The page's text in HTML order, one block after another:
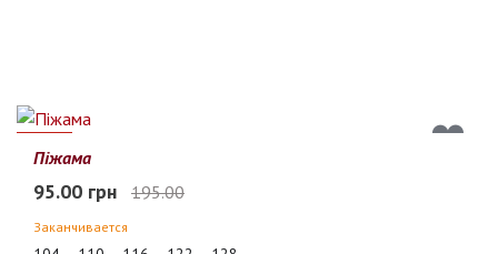
51%
Піжама
95.00 грн 195.00
Заканчивается